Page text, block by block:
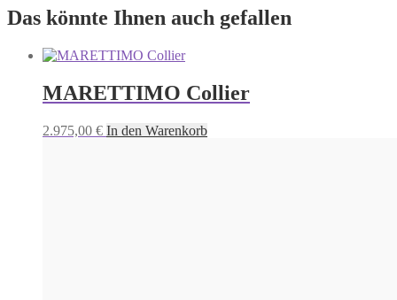
Das könnte Ihnen auch gefallen
MARETTIMO Collier
2.975,00 € In den Warenkorb